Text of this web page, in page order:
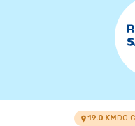
Rua Carlos Maria Auricchio
Aquarius, Sao Jose Dos
19.0 KMDO